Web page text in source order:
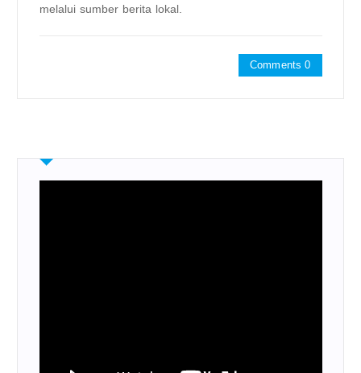
melalui sumber berita lokal.
Comments 0